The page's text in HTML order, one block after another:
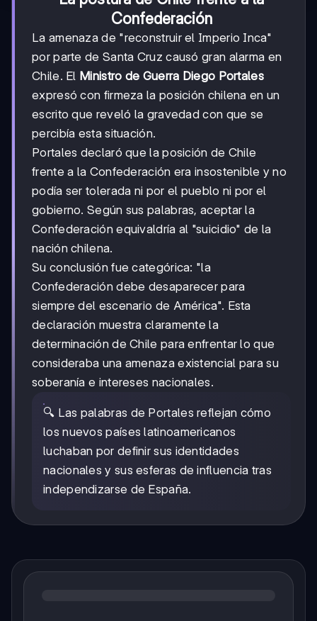
Confederación
La amenaza de "reconstruir el Imperio Inca"
por parte de Santa Cruz causó gran alarma en
Chile. El Ministro de Guerra Diego Portales
expresó con firmeza la posición chilena en un
escrito que reveló la gravedad con que se
percibía esta situación.
Portales declaró que la posición de Chile
frente a la Confederación era insostenible y no
podía ser tolerada ni por el pueblo ni por el
gobierno. Según sus palabras, aceptar la
Confederación equivaldría al "suicidio" de la
nación chilena.
Su conclusión fue categórica: "la
Confederación debe desaparecer para
siempre del escenario de América". Esta
declaración muestra claramente la
determinación de Chile para enfrentar lo que
consideraba una amenaza existencial para su
soberanía e intereses nacionales.
🔍 Las palabras de Portales reflejan cómo
los nuevos países latinoamericanos
luchaban por definir sus identidades
nacionales y sus esferas de influencia tras
independizarse de España.